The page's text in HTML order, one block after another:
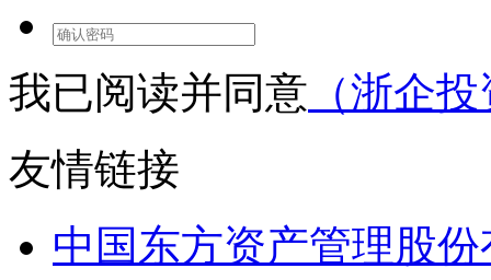
我已阅读并同意 （浙企
友情链接
中国东方资产管理股